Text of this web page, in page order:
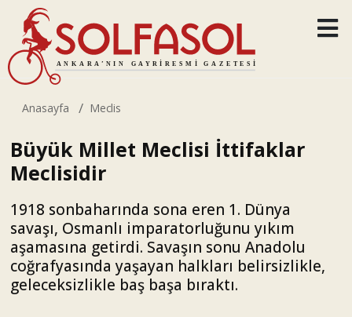
Anasayfa Meclis
Büyük Millet Meclisi İttifaklar
Meclisidir
1918 sonbaharında sona eren 1. Dünya
savaşı, Osmanlı imparatorluğunu yıkım
aşamasına getirdi. Savaşın sonu Anadolu
coğrafyasında yaşayan halkları belirsizlikle,
geleceksizlikle baş başa bıraktı.